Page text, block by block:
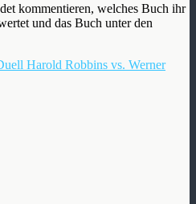
kommentieren, welches Buch ihr
und das Buch unter den
Harold Robbins vs. Werner